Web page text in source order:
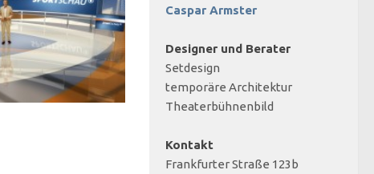
Caspar Armster
Designer und Berater
Setdesign
temporäre Architektur
Theaterbühnenbild
Kontakt
Frankfurter Straße 123b